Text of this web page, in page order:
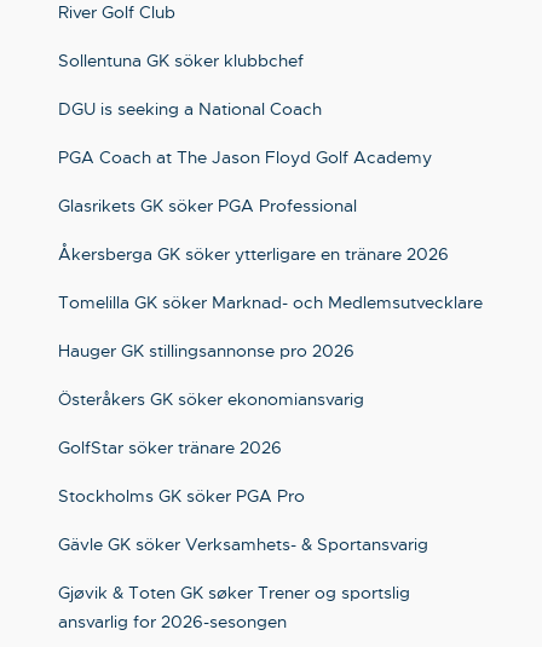
River Golf Club
Sollentuna GK söker klubbchef
DGU is seeking a National Coach
PGA Coach at The Jason Floyd Golf Academy
Glasrikets GK söker PGA Professional
Åkersberga GK söker ytterligare en tränare 2026
Tomelilla GK söker Marknad- och Medlemsutvecklare
Hauger GK stillingsannonse pro 2026
Österåkers GK söker ekonomiansvarig
GolfStar söker tränare 2026
Stockholms GK söker PGA Pro
Gävle GK söker Verksamhets- & Sportansvarig
Gjøvik & Toten GK søker Trener og sportslig
ansvarlig for 2026-sesongen